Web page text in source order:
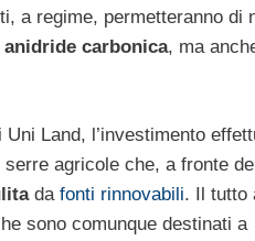
a regime, permetteranno di
anidride carbonica, ma
Land, l’investimento
serre agricole che, a fronte
da fonti rinnovabili. Il tutto
sono comunque destinati a